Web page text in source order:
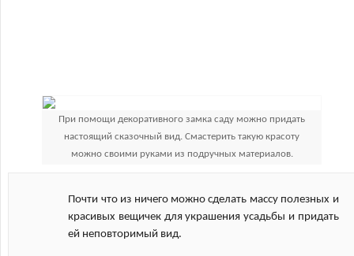
При помощи декоративного замка саду можно придать
настоящий сказочный вид. Смастерить такую красоту
можно своими руками из подручных материалов.
Почти что из ничего можно сделать массу полезных и
красивых вещичек для украшения усадьбы и придать
ей неповторимый вид.